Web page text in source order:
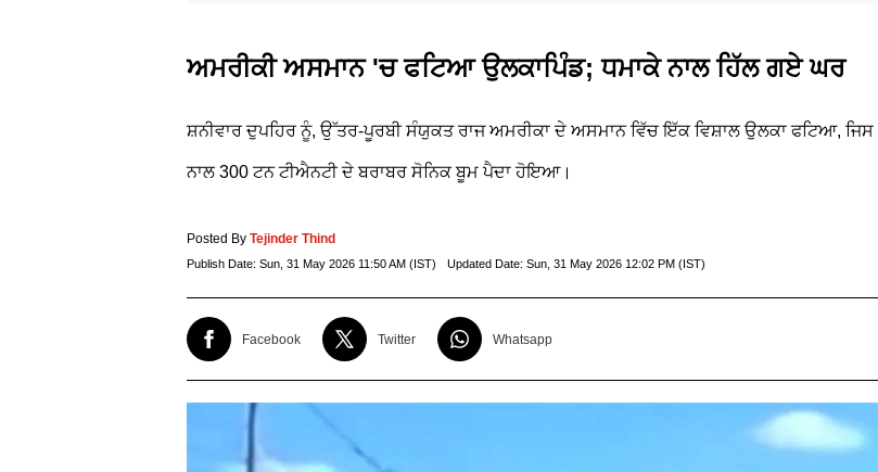
ਅਮਰੀਕੀ ਅਸਮਾਨ 'ਚ ਫਟਿਆ ਉਲਕਾਪਿੰਡ; ਧਮਾਕੇ ਨਾਲ ਹਿੱਲ ਗਏ ਘਰ
ਸ਼ਨੀਵਾਰ ਦੁਪਹਿਰ ਨੂੰ, ਉੱਤਰ-ਪੂਰਬੀ ਸੰਯੁਕਤ ਰਾਜ ਅਮਰੀਕਾ ਦੇ ਅਸਮਾਨ ਵਿੱਚ ਇੱਕ ਵਿਸ਼ਾਲ ਉਲਕਾ ਫਟਿਆ, ਜਿਸ
ਨਾਲ 300 ਟਨ ਟੀਐਨਟੀ ਦੇ ਬਰਾਬਰ ਸੋਨਿਕ ਬੂਮ ਪੈਦਾ ਹੋਇਆ।
Posted By Tejinder Thind
Publish Date: Sun, 31 May 2026 11:50 AM (IST) Updated Date: Sun, 31 May 2026 12:02 PM (IST)
Facebook Twitter Whatsapp